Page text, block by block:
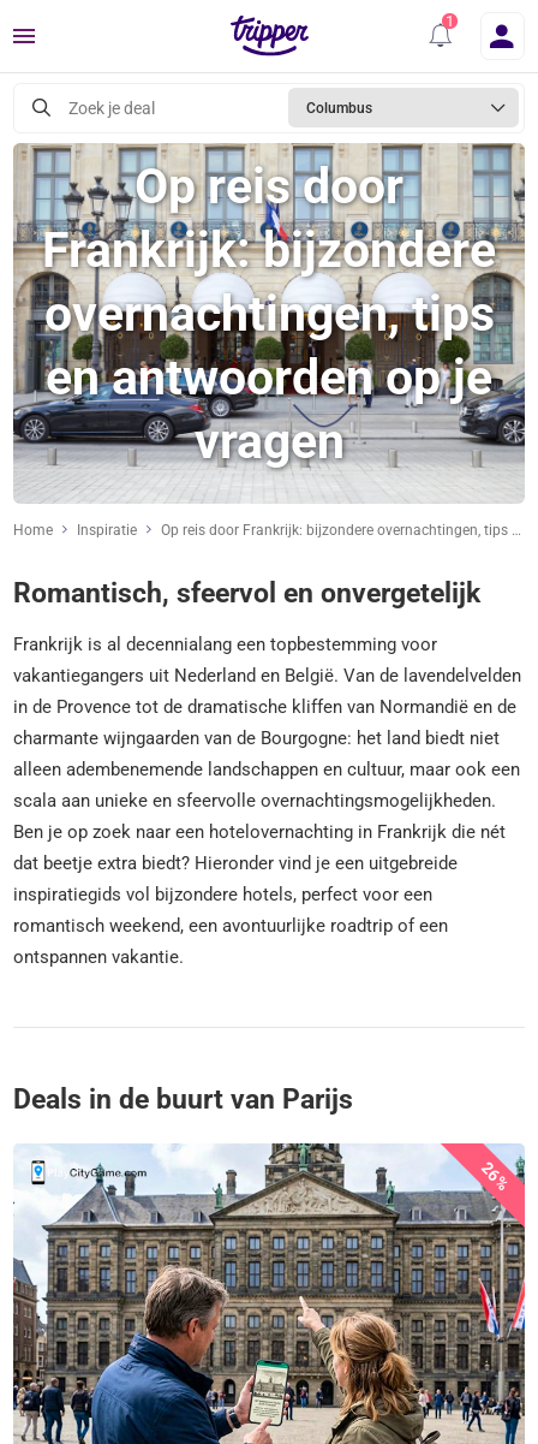
Menu
Zoek je deal Columbus
Op reis door
Frankrijk: bijzondere
overnachtingen, tips
en antwoorden op je
vragen
Home Inspiratie Op reis door Frankrijk: bijzondere overnachtingen, tips en antwoorden op je vragen
Romantisch, sfeervol en onvergetelijk
Frankrijk is al decennialang een topbestemming voor
vakantiegangers uit Nederland en België. Van de lavendelvelden
in de Provence tot de dramatische kliffen van Normandië en de
charmante wijngaarden van de Bourgogne: het land biedt niet
alleen adembenemende landschappen en cultuur, maar ook een
scala aan unieke en sfeervolle overnachtingsmogelijkheden.
Ben je op zoek naar een hotelovernachting in Frankrijk die nét
dat beetje extra biedt? Hieronder vind je een uitgebreide
inspiratiegids vol bijzondere hotels, perfect voor een
romantisch weekend, een avontuurlijke roadtrip of een
ontspannen vakantie.
Deals in de buurt van Parijs
26%